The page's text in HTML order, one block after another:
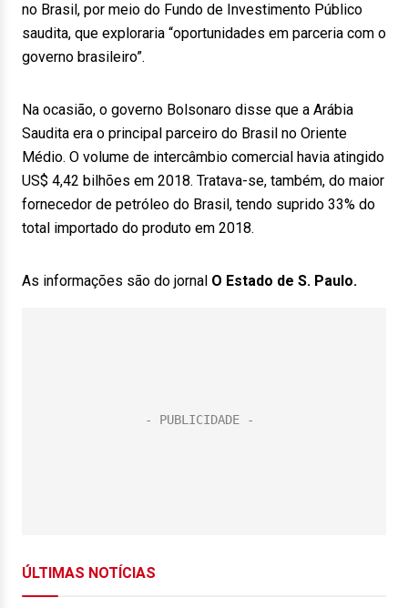
no Brasil, por meio do Fundo de Investimento Público
saudita, que exploraria “oportunidades em parceria com o
governo brasileiro”.
Na ocasião, o governo Bolsonaro disse que a Arábia
Saudita era o principal parceiro do Brasil no Oriente
Médio. O volume de intercâmbio comercial havia atingido
US$ 4,42 bilhões em 2018. Tratava-se, também, do maior
fornecedor de petróleo do Brasil, tendo suprido 33% do
total importado do produto em 2018.
As informações são do jornal O Estado de S. Paulo.